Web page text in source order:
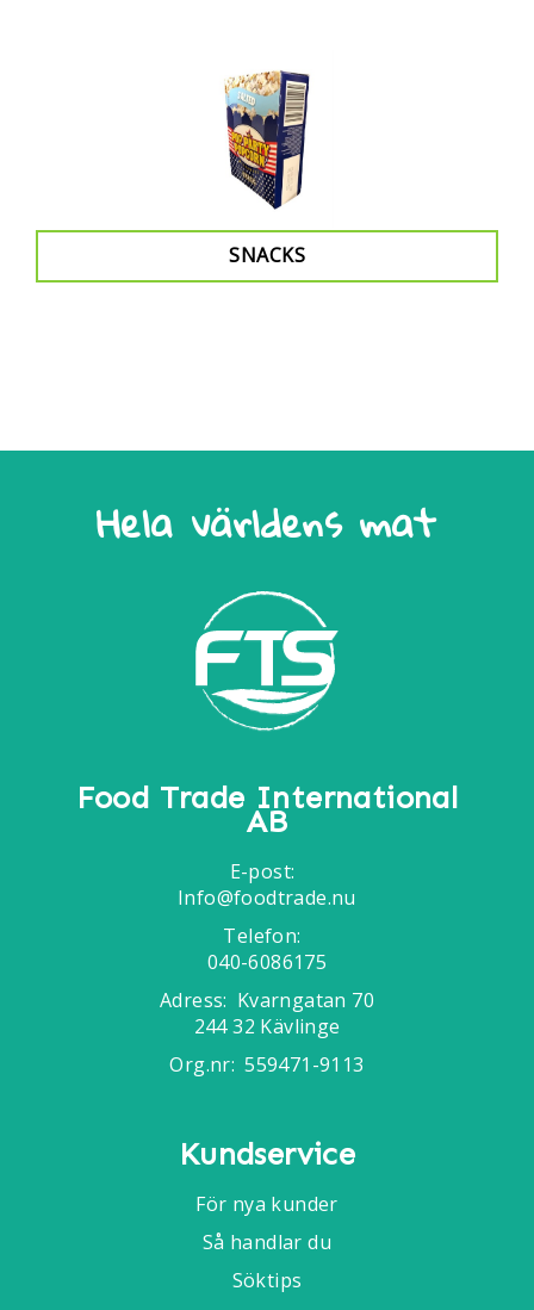
SNACKS
Hela världens mat
Food Trade International
AB
E-post:
Info@foodtrade.nu
Telefon:
040-6086175
Adress: Kvarngatan 70
244 32 Kävlinge
Org.nr: 559471-9113
Kundservice
För nya kunder
Så handlar du
Söktips